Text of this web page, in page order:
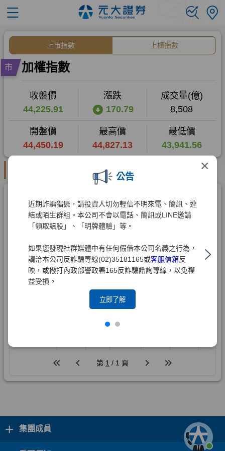
×
公告
近期詐騙猖獗，請投資人切勿輕信不明來電、簡訊、連
結或陌生群組。本公司不會以電話、簡訊或LINE邀請
「領取飆股」、「明牌體驗」等。
如果您發現社群媒體中有任何假借本公司名義之行為，
請洽本公司反詐騙專線(02)35181165或客服信箱反
映，或撥打內政部警政署165反詐騙諮詢專線，以免權
益受損。
立即了解
+ 集團成員